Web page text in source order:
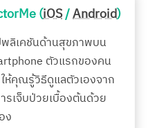
(iOS/Android)
ลิเคชันด้านสุขภาพบน
ตัวแรกของคน
ห้คุณรู้วิธีดูแลตัวเองจาก
รเจ็บป่วยเบื้องต้นด้วย
ง